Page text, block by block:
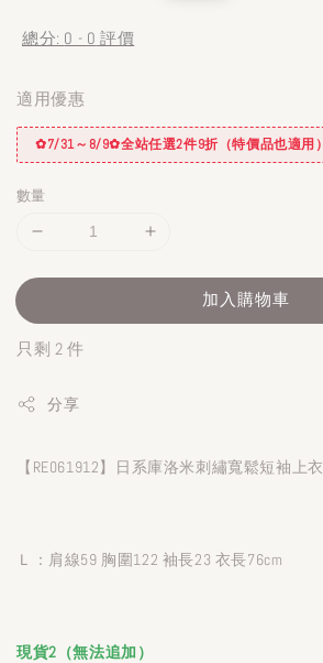
總分: 0 - 0 評價
適用優惠
✿7/31～8/9✿全站任選2件9折（特價品也適用）
數量
加入購物車
只剩 2 件
分享
【RE061912】日系庫洛米刺繡寬鬆短袖上衣
Ｌ：肩線59 胸圍122 袖長23 衣長76cm
現貨2（無法追加）